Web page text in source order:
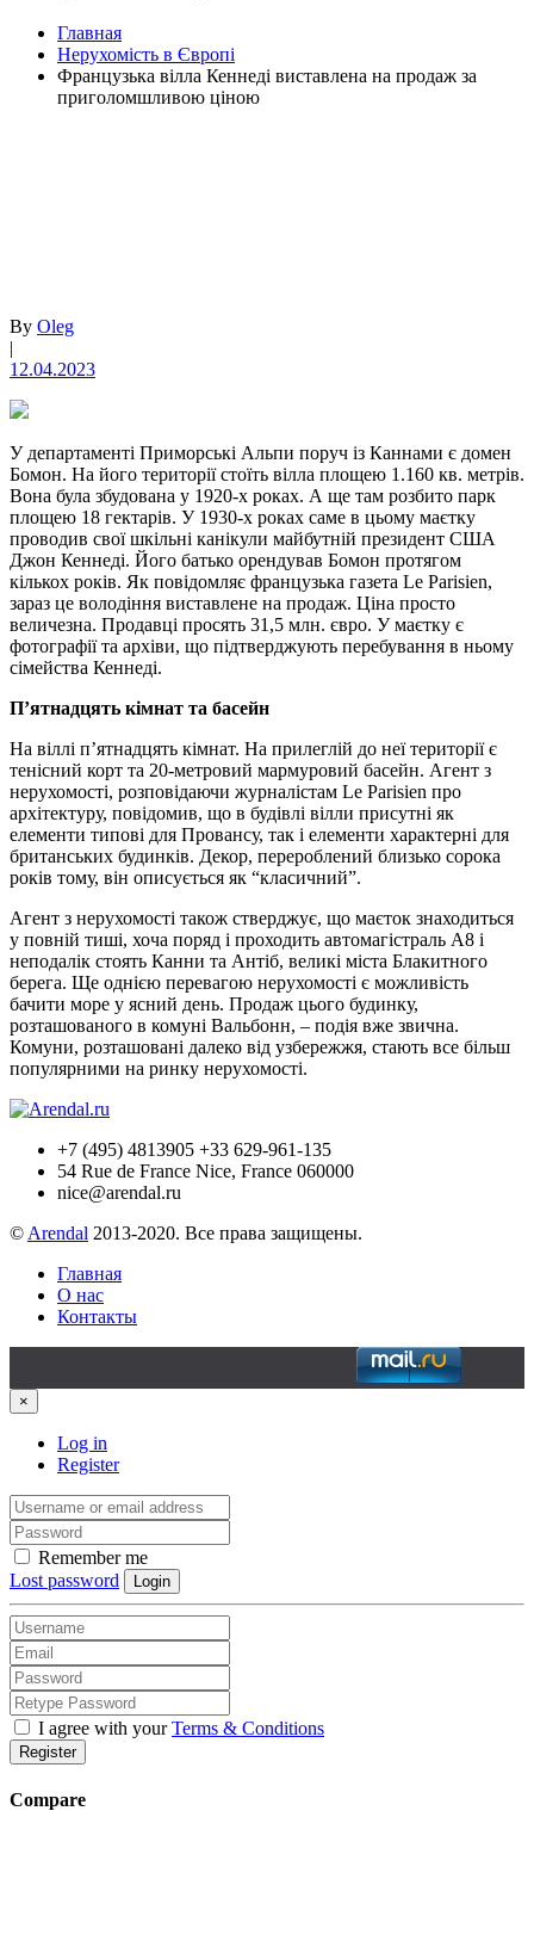
Главная
Нерухомість в Європі
Французька вілла Кеннеді виставлена на продаж за
приголомшливою ціною
By Oleg
|
12.04.2023
У департаменті Приморські Альпи поруч із Каннами є домен
Бомон. На його території стоїть вілла площею 1.160 кв. метрів.
Вона була збудована у 1920-х роках. А ще там розбито парк
площею 18 гектарів. У 1930-х роках саме в цьому маєтку
проводив свої шкільні канікули майбутній президент США
Джон Кеннеді. Його батько орендував Бомон протягом
кількох років. Як повідомляє французька газета Le Parisien,
зараз це володіння виставлене на продаж. Ціна просто
величезна. Продавці просять 31,5 млн. євро. У маєтку є
фотографії та архіви, що підтверджують перебування в ньому
сімейства Кеннеді.
П’ятнадцять кімнат та басейн
На віллі п’ятнадцять кімнат. На прилеглій до неї території є
тенісний корт та 20-метровий мармуровий басейн. Агент з
нерухомості, розповідаючи журналістам Le Parisien про
архітектуру, повідомив, що в будівлі вілли присутні як
елементи типові для Провансу, так і елементи характерні для
британських будинків. Декор, перероблений близько сорока
років тому, він описується як “класичний”.
Агент з нерухомості також стверджує, що маєток знаходиться
у повній тиші, хоча поряд і проходить автомагістраль A8 і
неподалік стоять Канни та Антіб, великі міста Блакитного
берега. Ще однією перевагою нерухомості є можливість
бачити море у ясний день. Продаж цього будинку,
розташованого в комуні Вальбонн, – подія вже звична.
Комуни, розташовані далеко від узбережжя, стають все більш
популярними на ринку нерухомості.
+7 (495) 4813905 +33 629-961-135
54 Rue de France Nice, France 060000
nice@arendal.ru
© Arendal 2013-2020. Все права защищены.
Главная
О нас
Контакты
×
Log in
Register
Remember me
Lost password
Login
I agree with yourTerms & Conditions
Register
Compare